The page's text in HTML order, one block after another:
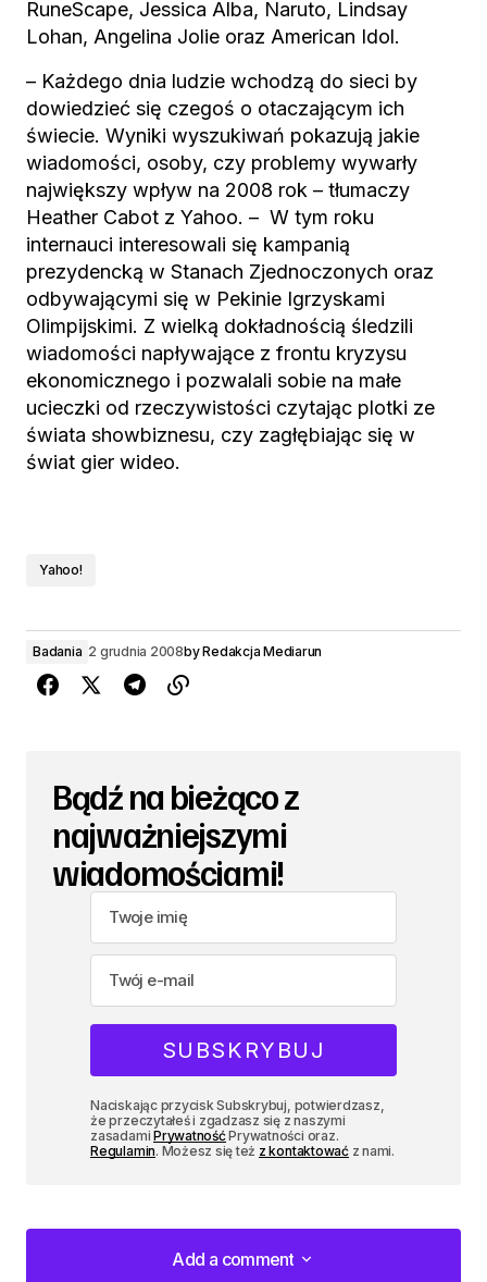
RuneScape, Jessica Alba, Naruto, Lindsay
Lohan, Angelina Jolie oraz American Idol.
– Każdego dnia ludzie wchodzą do sieci by
dowiedzieć się czegoś o otaczającym ich
świecie. Wyniki wyszukiwań pokazują jakie
wiadomości, osoby, czy problemy wywarły
największy wpływ na 2008 rok – tłumaczy
Heather Cabot z Yahoo. – W tym roku
internauci interesowali się kampanią
prezydencką w Stanach Zjednoczonych oraz
odbywającymi się w Pekinie Igrzyskami
Olimpijskimi. Z wielką dokładnością śledzili
wiadomości napływające z frontu kryzysu
ekonomicznego i pozwalali sobie na małe
ucieczki od rzeczywistości czytając plotki ze
świata showbiznesu, czy zagłębiając się w
świat gier wideo.
Yahoo!
Badania 2 grudnia 2008byRedakcja Mediarun
Bądź na bieżąco z
najważniejszymi
wiadomościami!
Naciskając przycisk Subskrybuj, potwierdzasz,
że przeczytałeś i zgadzasz się z naszymi
zasadamiPrywatnośćPrywatności oraz.
Regulamin. Możesz się też z kontaktowaćz nami.
Add a comment